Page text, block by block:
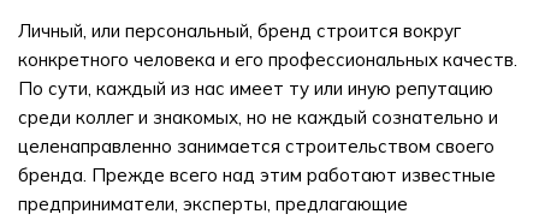
Личный, или персональный, бренд строится вокруг
конкретного человека и его профессиональных качеств.
По сути, каждый из нас имеет ту или иную репутацию
среди коллег и знакомых, но не каждый сознательно и
целенаправленно занимается строительством своего
бренда. Прежде всего над этим работают известные
предприниматели, эксперты, предлагающие